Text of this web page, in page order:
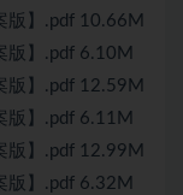
版】.pdf 10.66M
版】.pdf 6.10M
版】.pdf 12.59M
版】.pdf 6.11M
版】.pdf 12.99M
版】.pdf 6.32M